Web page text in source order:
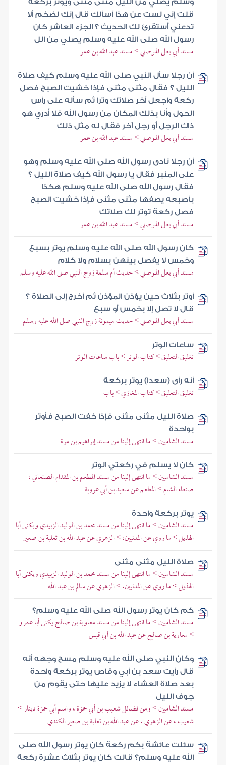
وسلم يصلي من الليل مثنى مثنى ويوتر بركعة
قلت إني لست عن هذا أسألك قال إنك لضخم ألا
تدعني أستقرئ لك الحديث ؟ الجزء العاشر كان
رسول الله صلى الله عليه وسلم يصلي من الل
مسند أبي يعلى الموصلي > مسند عبد الله بن عمر
أن رجلا سأل النبي صلى الله عليه وسلم كيف صلاة
الليل ؟ فقال مثنى مثنى فإذا خشيت الصبح فصل
ركعة واجعل آخر صلاتك وترا ثم سأله على رأس
الحول وأنا بذلك المكان من رسول الله فلا أدري هو
ذاك الرجل أو رجل آخر فقال له مثل ذلك
مسند أبي يعلى الموصلي > مسند عبد الله بن عمر
أن رجلا نادى رسول الله صلى الله عليه وسلم وهو
على المنبر فقال يا رسول الله كيف صلاة الليل ؟
فقال رسول الله صلى الله عليه وسلم هكذا
بأصبعه يصفها مثنى مثنى فإذا خشيت الصبح
فصل ركعة توتر لك صلاتك
مسند أبي يعلى الموصلي > مسند عبد الله بن عمر
كان رسول الله صلى الله عليه وسلم يوتر بسبع
وخمس لا يفصل بينهن بسلام ولا كلام
مسند أبي يعلى الموصلي > حديث أم سلمة زوج النبي صلى الله عليه وسلم
أوتر بثلاث حين يؤذن المؤذن ثم أخرج إلى الصلاة ؟
قال لا تصل إلا بخمس أو سبع
مسند أبي يعلى الموصلي > حديث ميمونة زوج النبي صلى الله عليه وسلم
ساعات الوتر
تغليق التعليق > كتاب الوتر > باب ساعات الوتر
أنه رأى (سعدا) يوتر بركعة
تغليق التعليق > كتاب المغازي > باب
صلاة الليل مثنى مثنى فإذا خفت الصبح فأوتر
بواحدة
مسند الشاميين > ما انتهى إلينا من مسند إبراهيم بن مرة
كان لا يسلم في ركعتي الوتر
مسند الشاميين > ما انتهى إلينا من مسند المطعم بن المقدام الصنعاني ،
صنعاء الشام > المطعم عن سعيد بن أبي عروبة
يوتر بركعة واحدة
مسند الشاميين > ما انتهى إلينا من مسند محمد بن الوليد الزبيدي ويكنى أبا
الهذيل > ما روي عن المدنيين، > الزهري عن عبد الله بن ثعلبة بن صعير
صلاة الليل مثنى مثنى
مسند الشاميين > ما انتهى إلينا من مسند محمد بن الوليد الزبيدي ويكنى أبا
الهذيل > ما روي عن المدنيين، > الزهري عن سالم بن عبد الله
كم كان يوتر رسول الله صلى الله عليه وسلم؟
مسند الشاميين > ما انتهى إلينا من مسند معاوية بن صالح يكنى أبا عمرو
> معاوية بن صالح عن عبد الله بن أبي قيس
وكان النبي صلى الله عليه وسلم مسح وجهه أنه
قال رأيت سعد بن أبي وقاص يوتر بركعة واحدة
بعد صلاة العشاء لا يزيد عليها حتى يقوم من
جوف الليل
مسند الشاميين > ومن فضائل شعيب بن أبي حمزة ، واسم أبي حمزة دينار >
شعيب ، عن الزهري ، عن عبد الله بن ثعلبة بن صعير الكندي
سئلت عائشة بكم ركعة كان يوتر رسول الله صلى
الله عليه وسلم؟ قالت كان يوتر بثلاث عشرة ركعة